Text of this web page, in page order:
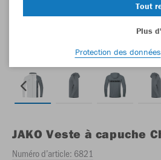
JAKO Veste à capuche
Numéro d’article: 6821
Tout
Plus
Protection des données